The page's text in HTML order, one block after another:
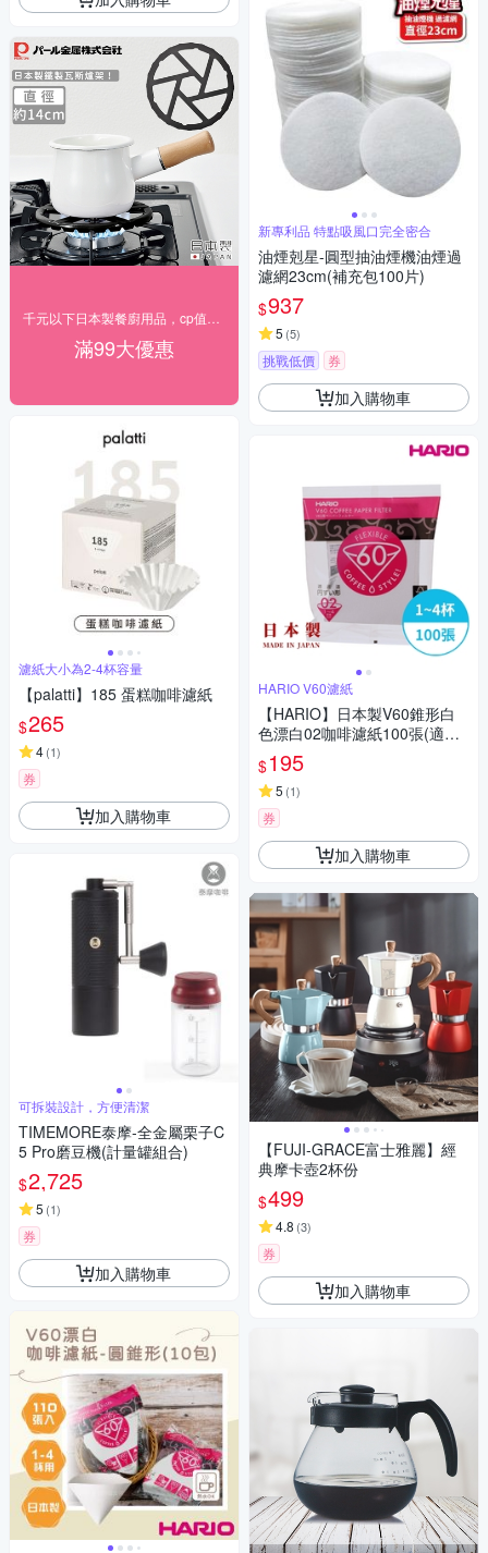
滿99大優惠
濾紙大小為2-4杯容量
【palatti】185 蛋糕咖啡濾紙
$265
4(1)
券
加入購物車
可拆裝設計，方便清潔
TIMEMORE泰摩-全金屬栗子C
5 Pro磨豆機(計量罐組合)
$2,725
5 (1)
券
加入購物車
新專利品 特點吸風口完全密合
油煙剋星-圓型抽油煙機油煙過
濾網23cm(補充包100片)
$937
5 (5)
挑戰低價 券
加入購物車
HARIO V60濾紙
【HARIO】日本製V60錐形白
色漂白02咖啡濾紙100張(適用V
形濾杯)
$195
5 (1)
券
加入購物車
【FUJI-GRACE富士雅麗】經
典摩卡壺2杯份
$499
4.8 (3)
券
加入購物車